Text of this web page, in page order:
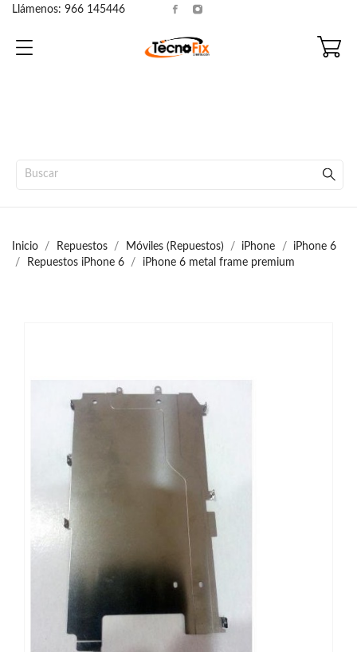
Llámenos: 966 145446
Inicio Repuestos Móviles (Repuestos) iPhone
iPhone 6
Repuestos iPhone 6
iPhone 6 metal frame premium